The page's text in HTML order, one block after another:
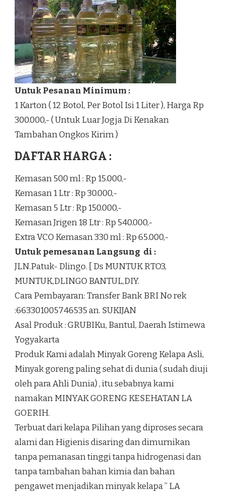
Untuk Pesanan Minimum :
1 Karton ( 12 Botol, Per Botol Isi 1 Liter ), Harga Rp
300.000,- ( Untuk Luar Jogja Di Kenakan
Tambahan Ongkos Kirim )
DAFTAR HARGA :
Kemasan 500 ml : Rp 15.000,-
Kemasan 1 Ltr : Rp 30.000,-
Kemasan 5 Ltr : Rp 150.000,-
Kemasan Jrigen 18 Ltr : Rp 540.000,-
Extra VCO Kemasan 330 ml : Rp 65.000,-
Untuk pemesanan Langsung di :
JLN.Patuk- Dlingo. [ Ds MUNTUK RTO3,
MUNTUK,DLINGO BANTUL,DIY.
Cara Pembayaran: Transfer Bank BRI No rek
:663301005746535 an. SUKIJAN
Asal Produk : GRUBIKu, Bantul, Daerah Istimewa
Yogyakarta
Produk Kami adalah Minyak Goreng Kelapa Asli,
Minyak goreng paling sehat di dunia ( sudah diuji
oleh para Ahli Dunia) , itu sebabnya kami
namakan MINYAK GORENG KESEHATAN LA
GOERIH.
Terbuat dari kelapa Pilihan yang diproses secara
alami dan Higienis disaring dan dimurnikan
tanpa pemanasan tinggi tanpa hidrogenasi dan
tanpa tambahan bahan kimia dan bahan
pengawet menjadikan minyak kelapa ” LA